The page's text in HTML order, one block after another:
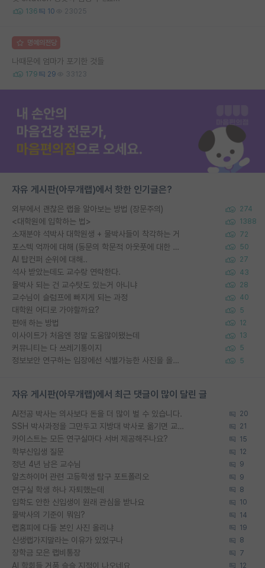
136 10 23025
명예의전당
나때문에 엄마가 포기한 것들
179 29 33123
자유 게시판(아무개랩)에서 핫한 인기글은?
외부에서 괜찮은 랩을 알아보는 방법 (장문주의) 274
<대학원에 입학하는 법> 1388
소재분야 석박사 대학원생 + 물박사들이 착각하는 거 72
포스텍 억까에 대해 (동문의 학문적 아웃풋에 대한 반박) 50
AI 탑컨퍼 순위에 대해.. 27
석사 받았는데도 교수랑 연락한다. 43
물박사 되는 건 교수탓도 있는거 아니냐 28
교수님이 슬럼프에 빠지게 되는 과정 40
대학원 어디로 가야할까요? 5
편애 하는 방법 12
이사이트가 처음엔 정말 도움많이됐는데 13
커뮤니티는 다 쓰레기통이지 5
정보보안 연구하는 입장에선 식별가능한 사진을 올리는건 비추이긴함 5
자유 게시판(아무개랩)에서 최근 댓글이 많이 달린 글
AI전공 박사는 의사보다 돈을 더 많이 벌 수 있습니다. 20
SSH 박사과정을 그만두고 지방대 박사로 옮기면 교수의 꿈은 끝일까요? 21
카이스트는 모든 연구실마다 서버 제공해주나요? 15
학부신입생 질문 12
정년 4년 남은 교수님 9
알츠하이머 관련 고등학생 탐구 포트폴리오 9
연구실 학생 하나 자퇴했는데 8
입학도 안한 신입생이 원래 관심을 받나요 10
물박사의 기준이 뭐임? 14
랩홈피에 다들 본인 사진 올리냐 19
신생랩가지말라는 이유가 있었구나 8
장학금 모은 랩비통장 7
AI 학회들 거품 슬슬 지적이 나오네요 12